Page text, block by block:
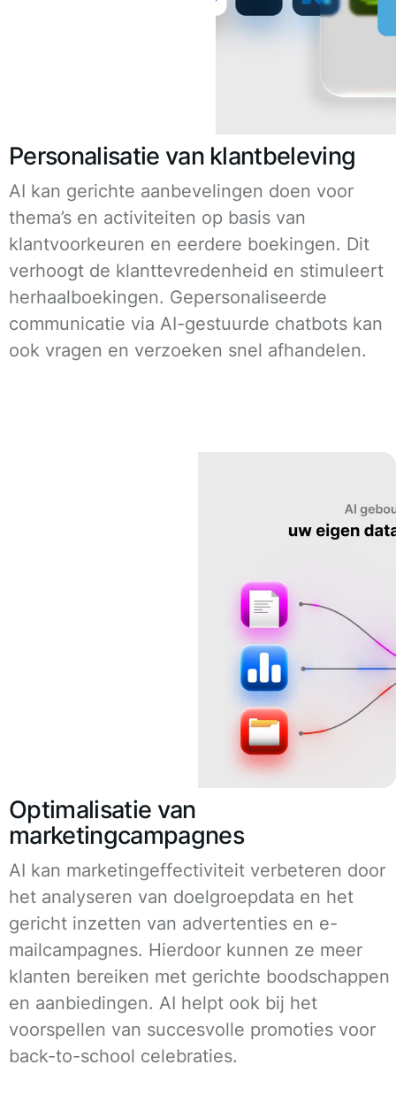
Personalisatie van klantbeleving
AI kan gerichte aanbevelingen doen voor
thema’s en activiteiten op basis van
klantvoorkeuren en eerdere boekingen. Dit
verhoogt de klanttevredenheid en stimuleert
herhaalboekingen. Gepersonaliseerde
communicatie via AI-gestuurde chatbots kan
ook vragen en verzoeken snel afhandelen.
Optimalisatie van
marketingcampagnes
AI kan marketingeffectiviteit verbeteren door
het analyseren van doelgroepdata en het
gericht inzetten van advertenties en e-
mailcampagnes. Hierdoor kunnen ze meer
klanten bereiken met gerichte boodschappen
en aanbiedingen. AI helpt ook bij het
voorspellen van succesvolle promoties voor
back-to-school celebraties.